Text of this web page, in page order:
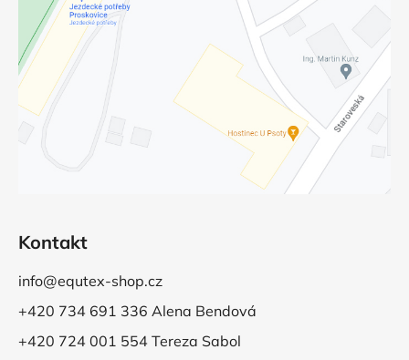
Kontakt
info@equtex-shop.cz
+420 734 691 336 Alena Bendová
+420 724 001 554 Tereza Sabol